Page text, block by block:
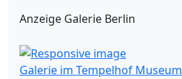
Anzeige Galerie Berlin
Galerie im Tempelhof Museum